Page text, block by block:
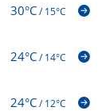
30°C/15°C
24°C/14°C
24°C/12°C